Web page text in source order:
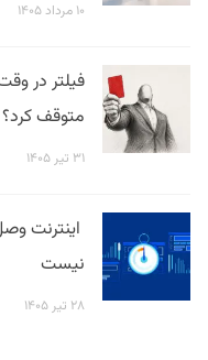
۱۰ مرداد ۱۴۰۵
متوقف کرد؟
۳۱ تیر ۱۴۰۵
اینترنت
نیست
۲۸ تیر ۱۴۰۵